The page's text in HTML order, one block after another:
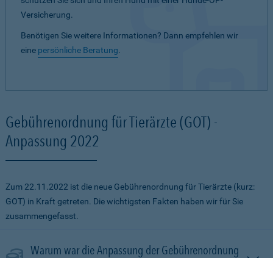
Versicherung.
Benötigen Sie weitere Informationen? Dann empfehlen wir
eine persönliche Beratung.
Gebührenordnung für Tierärzte (GOT) -
Anpassung 2022
Zum 22.11.2022 ist die neue Gebührenordnung für Tierärzte (kurz:
GOT) in Kraft getreten. Die wichtigsten Fakten haben wir für Sie
zusammengefasst.
Warum war die Anpassung der Gebührenordnung